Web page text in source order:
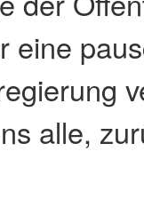
eine
alle,